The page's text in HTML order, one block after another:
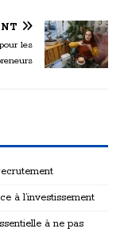
les
à l’investissement
à ne pas